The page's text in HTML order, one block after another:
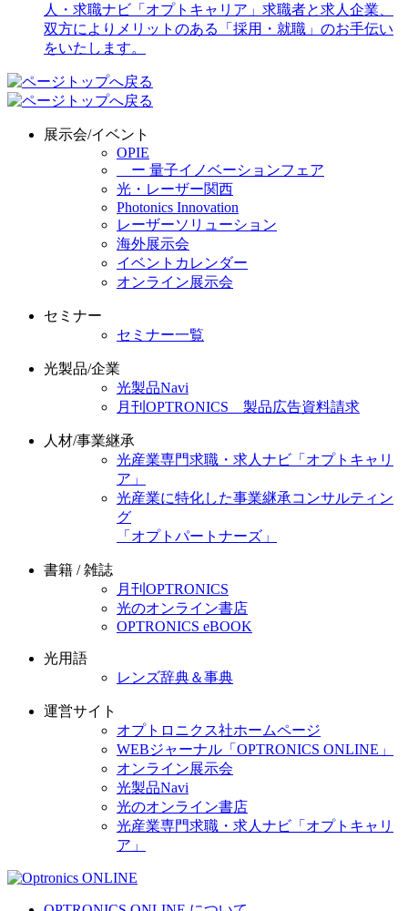
展示会/イベント
OPIE
ー 量子イノベーションフェア
光・レーザー関西
Photonics Innovation
レーザーソリューション
海外展示会
イベントカレンダー
オンライン展示会
セミナー
セミナー一覧
光製品/企業
光製品Navi
月刊OPTRONICS 製品広告資料請求
人材/事業継承
光産業専門求職・求人ナビ「オプトキャリ
ア」
光産業に特化した事業継承コンサルティン
グ
「オプトパートナーズ」
書籍 / 雑誌
月刊OPTRONICS
光のオンライン書店
OPTRONICS eBOOK
光用語
レンズ辞典＆事典
運営サイト
オプトロニクス社ホームページ
WEBジャーナル「OPTRONICS ONLINE」
オンライン展示会
光製品Navi
光のオンライン書店
光産業専門求職・求人ナビ「オプトキャリ
ア」